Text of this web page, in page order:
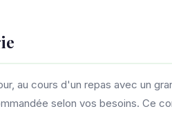
au cours d'un repas avec un
selon vos besoins. Ce